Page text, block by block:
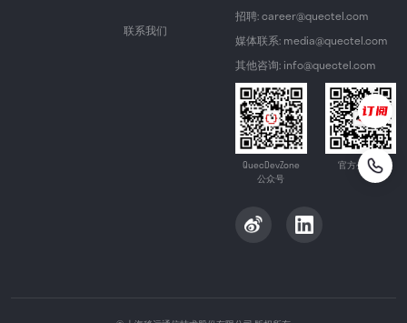
联系我们
招聘: career@quectel.com
媒体联系: media@quectel.com
其他咨询: info@quectel.com
QuecDevZone
公众号
官方公众号